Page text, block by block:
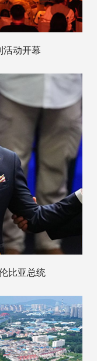
活动开幕
比亚总统